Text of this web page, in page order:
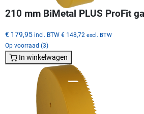
210 mm BiMetal PLUS ProFit
€ 179,95 incl. BTW € 148,72 excl. BTW
Op voorraad (3)
In winkelwagen